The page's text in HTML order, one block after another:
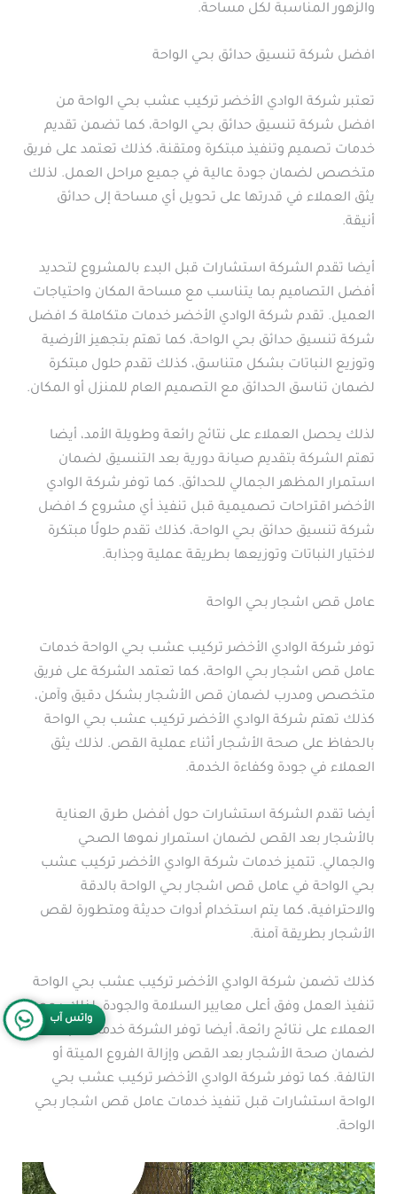
والزهور المناسبة لكل مساحة.
افضل شركة تنسيق حدائق بحي الواحة
تعتبر شركة الوادي الأخضر تركيب عشب بحي الواحة من
افضل شركة تنسيق حدائق بحي الواحة، كما تضمن تقديم
خدمات تصميم وتنفيذ مبتكرة ومتقنة، كذلك تعتمد على فريق
متخصص لضمان جودة عالية في جميع مراحل العمل. لذلك
يثق العملاء في قدرتها على تحويل أي مساحة إلى حدائق
أنيقة.
أيضا تقدم الشركة استشارات قبل البدء بالمشروع لتحديد
أفضل التصاميم بما يتناسب مع مساحة المكان واحتياجات
العميل. تقدم شركة الوادي الأخضر خدمات متكاملة كـ افضل
شركة تنسيق حدائق بحي الواحة، كما تهتم بتجهيز الأرضية
وتوزيع النباتات بشكل متناسق، كذلك تقدم حلول مبتكرة
لضمان تناسق الحدائق مع التصميم العام للمنزل أو المكان.
لذلك يحصل العملاء على نتائج رائعة وطويلة الأمد، أيضا
تهتم الشركة بتقديم صيانة دورية بعد التنسيق لضمان
استمرار المظهر الجمالي للحدائق. كما توفر شركة الوادي
الأخضر اقتراحات تصميمية قبل تنفيذ أي مشروع كـ افضل
شركة تنسيق حدائق بحي الواحة، كذلك تقدم حلولًا مبتكرة
لاختيار النباتات وتوزيعها بطريقة عملية وجذابة.
عامل قص اشجار بحي الواحة
توفر شركة الوادي الأخضر تركيب عشب بحي الواحة خدمات
عامل قص اشجار بحي الواحة، كما تعتمد الشركة على فريق
متخصص ومدرب لضمان قص الأشجار بشكل دقيق وآمن،
كذلك تهتم شركة الوادي الأخضر تركيب عشب بحي الواحة
بالحفاظ على صحة الأشجار أثناء عملية القص. لذلك يثق
العملاء في جودة وكفاءة الخدمة.
أيضا تقدم الشركة استشارات حول أفضل طرق العناية
بالأشجار بعد القص لضمان استمرار نموها الصحي
والجمالي. تتميز خدمات شركة الوادي الأخضر تركيب عشب
بحي الواحة في عامل قص اشجار بحي الواحة بالدقة
والاحترافية، كما يتم استخدام أدوات حديثة ومتطورة لقص
الأشجار بطريقة آمنة.
كذلك تضمن شركة الوادي الأخضر تركيب عشب بحي الواحة
تنفيذ العمل وفق أعلى معايير السلامة والجودة. لذلك يحصل
العملاء على نتائج رائعة، أيضا توفر الشركة خدمة متابعة
لضمان صحة الأشجار بعد القص وإزالة الفروع الميتة أو
التالفة. كما توفر شركة الوادي الأخضر تركيب عشب بحي
الواحة استشارات قبل تنفيذ خدمات عامل قص اشجار بحي
الواحة.
واتس آب